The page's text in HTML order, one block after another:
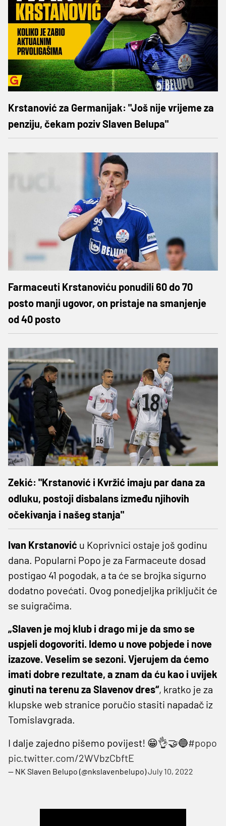
Krstanović za Germanijak: "Još nije vrijeme za
penziju, čekam poziv Slaven Belupa"
Farmaceuti Krstanoviću ponudili 60 do 70
posto manji ugovor, on pristaje na smanjenje
od 40 posto
Zekić: "Krstanović i Kvržić imaju par dana za
odluku, postoji disbalans između njihovih
očekivanja i našeg stanja"
Ivan Krstanović u Koprivnici ostaje još godinu
dana. Popularni Popo je za Farmaceute dosad
postigao 41 pogodak, a ta će se brojka sigurno
dodatno povećati. Ovog ponedjeljka priključit će
se suigračima.
„Slaven je moj klub i drago mi je da smo se
uspjeli dogovoriti. Idemo u nove pobjede i nove
izazove. Veselim se sezoni. Vjerujem da ćemo
imati dobre rezultate, a znam da ću kao i uvijek
ginuti na terenu za Slavenov dres“, kratko je za
klupske web stranice poručio stasiti napadač iz
Tomislavgrada.
I dalje zajedno pišemo povijest! 😁👌🤝🔵#popo
pic.twitter.com/2WVbzCbftE
— NK Slaven Belupo (@nkslavenbelupo)July 10, 2022